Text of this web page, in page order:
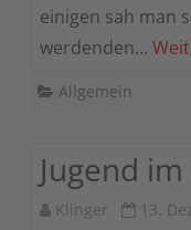
einigen sah man
werdenden…
Allgemein
Jugend
Klinger 13.